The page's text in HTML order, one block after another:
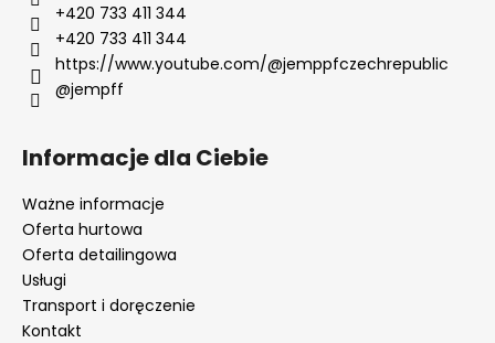
+420 733 411 344
+420 733 411 344
https://www.youtube.com/@jemppfczechrepublic
@jempff
Informacje dla Ciebie
Ważne informacje
Oferta hurtowa
Oferta detailingowa
Usługi
Transport i doręczenie
Kontakt